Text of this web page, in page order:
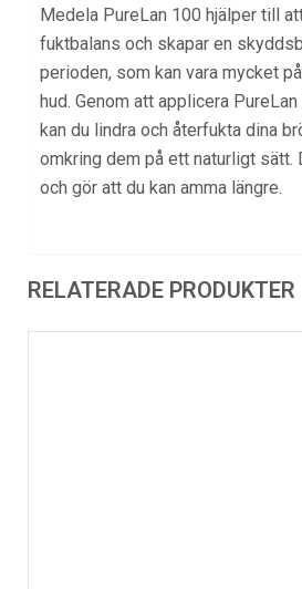
Medela PureLan 100 hjälper till
fuktbalans och skapar en
perioden, som kan vara mycket
hud. Genom att applicera
kan du lindra och återfukta dina
omkring dem på ett naturligt sätt.
och gör att du kan amma längre.
RELATERADE PRODUKTER